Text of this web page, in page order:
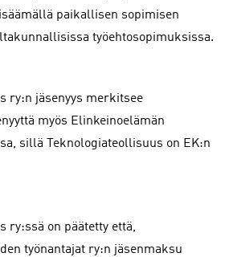
paikallisen sopimisen
työehtosopimuksissa.
ry:n jäsenyys merkitsee
myös Elinkeinoelämän
sillä Teknologiateollisuus on EK:n
ry:ssä on päätetty että,
työnantajat ry:n jäsenmaksu